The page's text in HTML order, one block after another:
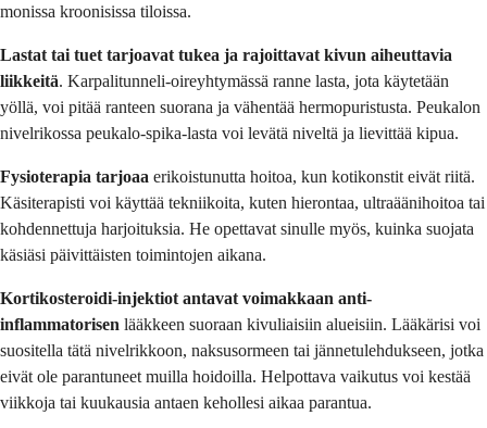
monissa kroonisissa tiloissa.
Lastat tai tuet tarjoavat tukea ja rajoittavat kivun aiheuttavia
liikkeitä. Karpalitunneli-oireyhtymässä ranne lasta, jota käytetään
yöllä, voi pitää ranteen suorana ja vähentää hermopuristusta. Peukalon
nivelrikossa peukalo-spika-lasta voi levätä niveltä ja lievittää kipua.
Fysioterapia tarjoaa erikoistunutta hoitoa, kun kotikonstit eivät riitä.
Käsiterapisti voi käyttää tekniikoita, kuten hierontaa, ultraäänihoitoa tai
kohdennettuja harjoituksia. He opettavat sinulle myös, kuinka suojata
käsiäsi päivittäisten toimintojen aikana.
Kortikosteroidi-injektiot antavat voimakkaan anti-
inflammatorisen lääkkeen suoraan kivuliaisiin alueisiin. Lääkärisi voi
suositella tätä nivelrikkoon, naksusormeen tai jännetulehdukseen, jotka
eivät ole parantuneet muilla hoidoilla. Helpottava vaikutus voi kestää
viikkoja tai kuukausia antaen kehollesi aikaa parantua.